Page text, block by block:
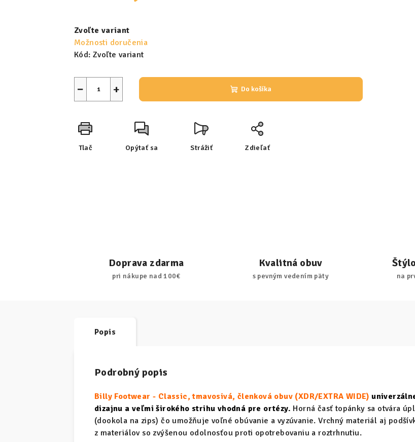
cena:
Zvoľte variant
Možnosti doručenia
Kód: Zvoľte variant
+
− Do košíka
Tlač Opýtať sa Strážiť Zdieľať
Doprava zdarma
pri nákupe nad 100€
Kvalitná obuv
s pevným vedením päty na
Popis
Podrobný popis
Billy Footwear - Classic, tmavosivá, členková obuv (XDR/EXTRA WIDE)
dizajnu a veľmi širokého strihu vhodná pre ortézy. Horná časť topánky sa otvára
(dookola na zips) čo umožňuje voľné obúvanie a vyzúvanie. Vrchný materiál aj
z materiálov so zvýšenou odolnosťou proti opotrebovaniu a roztrhnutiu.